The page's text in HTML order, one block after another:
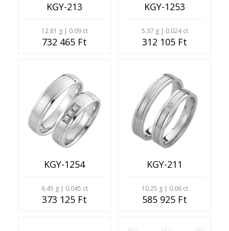
KGY-213
12.81 g | 0.09 ct
732 465 Ft
KGY-1253
5.37 g | 0.024 ct
312 105 Ft
KGY-1254
6.45 g | 0.045 ct
373 125 Ft
KGY-211
10.25 g | 0.06 ct
585 925 Ft